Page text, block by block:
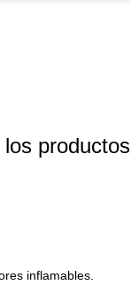
productos
inflamables.